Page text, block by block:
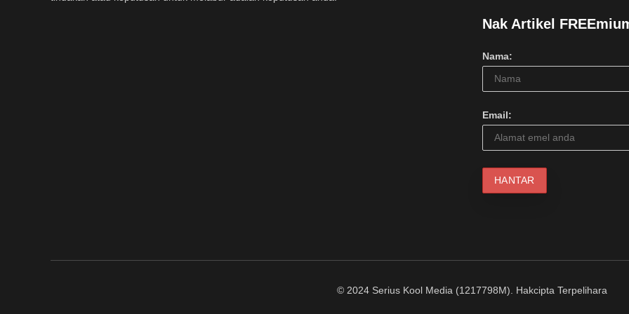
Nak Artikel
Nama:
Email:
© 2024 Serius Kool Media (1217798M). Hakcipta Terpelihara